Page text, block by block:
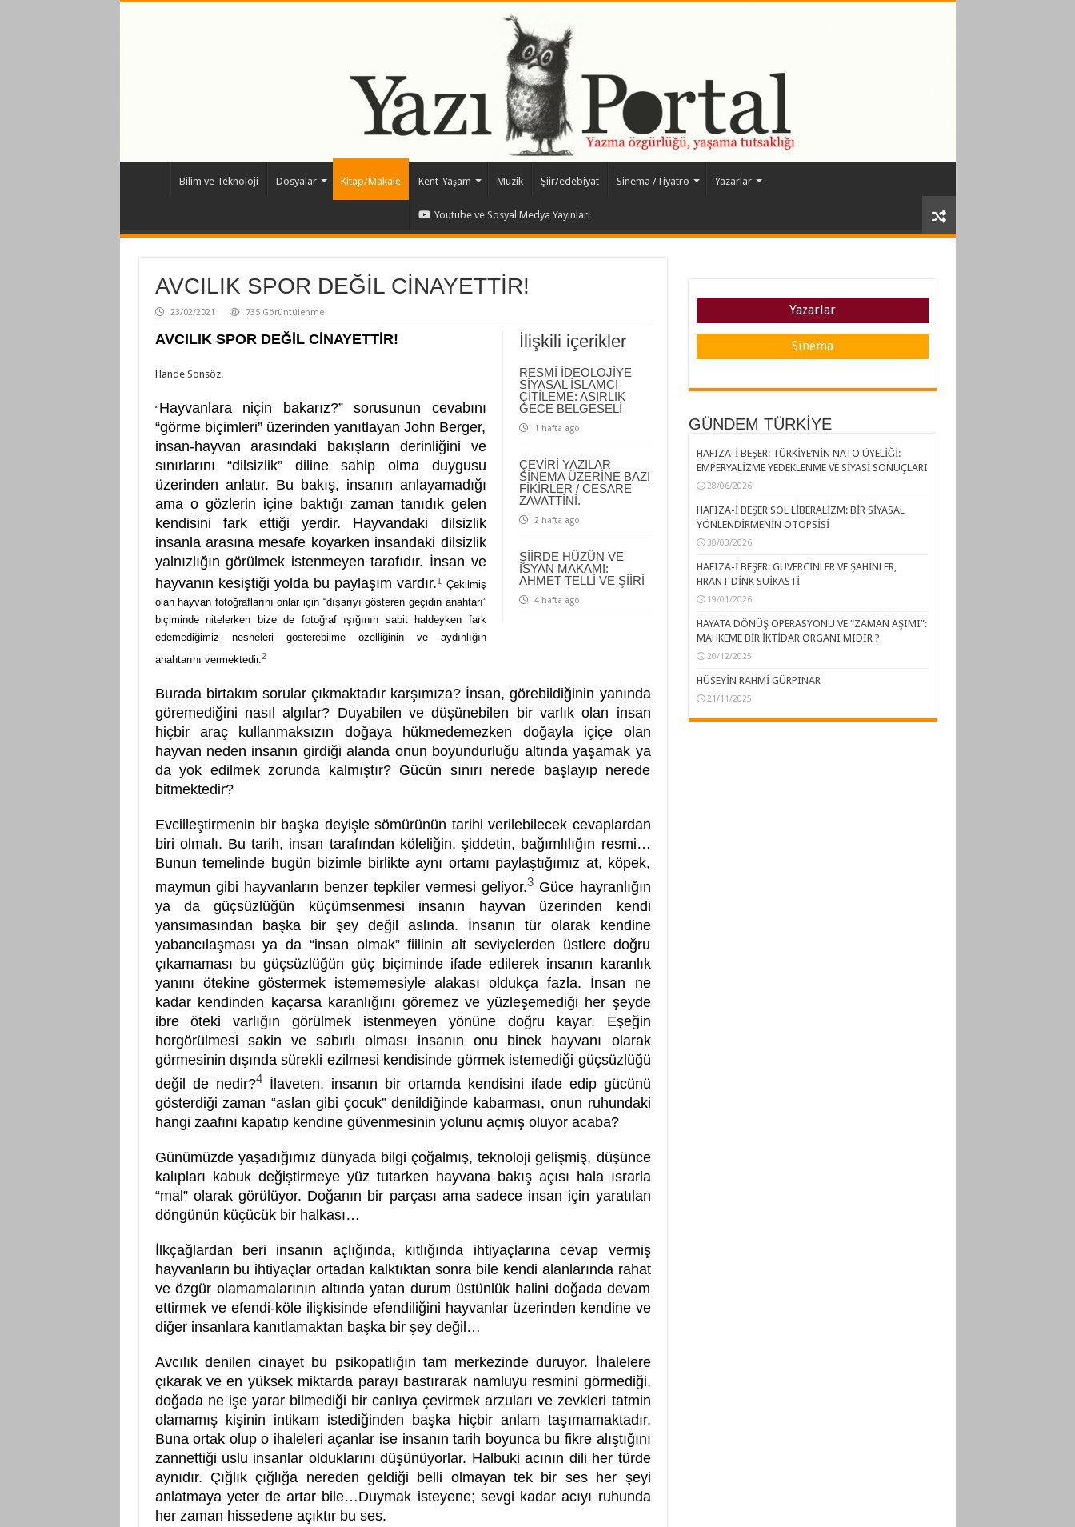
Bilim ve Teknoloji Dosyalar Kitap/Makale Kent-Yaşam Müzik Şiir/edebiyat Sinema /Tiyatro Yazarlar
Youtube ve Sosyal Medya Yayınları
AVCILIK SPOR DEĞİL CİNAYETTİR!
23/02/2021 735 Görüntülenme
İlişkili içerikler
RESMİ İDEOLOJİYE
SİYASAL İSLAMCI
ÇİTİLEME: ASIRLIK
GECE BELGESELİ
1 hafta ago
ÇEVİRİ YAZILAR
SİNEMA ÜZERİNE BAZI
FİKİRLER / CESARE
ZAVATTİNİ.
2 hafta ago
ŞİİRDE HÜZÜN VE
İSYAN MAKAMI:
AHMET TELLİ VE ŞİİRİ
4 hafta ago
AVCILIK SPOR DEĞİL CİNAYETTİR!
Hande Sonsöz.
“Hayvanlara niçin bakarız?” sorusunun cevabını
“görme biçimleri” üzerinden yanıtlayan John Berger,
insan-hayvan arasındaki bakışların derinliğini ve
sınırlarını “dilsizlik” diline sahip olma duygusu
üzerinden anlatır. Bu bakış, insanın anlayamadığı
ama o gözlerin içine baktığı zaman tanıdık gelen
kendisini fark ettiği yerdir. Hayvandaki dilsizlik
insanla arasına mesafe koyarken insandaki dilsizlik
yalnızlığın görülmek istenmeyen tarafıdır. İnsan ve
hayvanın kesiştiği yolda bu paylaşım vardır.1
Çekilmiş
olan hayvan fotoğraflarını onlar için “dışarıyı gösteren geçidin anahtarı”
biçiminde nitelerken bize de fotoğraf ışığının sabit haldeyken fark
edemediğimiz nesneleri gösterebilme özelliğinin ve aydınlığın
anahtarını vermektedir.2
Burada birtakım sorular çıkmaktadır karşımıza? İnsan, görebildiğinin yanında
göremediğini nasıl algılar? Duyabilen ve düşünebilen bir varlık olan insan
hiçbir araç kullanmaksızın doğaya hükmedemezken doğayla içiçe olan
hayvan neden insanın girdiği alanda onun boyundurluğu altında yaşamak ya
da yok edilmek zorunda kalmıştır? Gücün sınırı nerede başlayıp nerede
bitmektedir?
Evcilleştirmenin bir başka deyişle sömürünün tarihi verilebilecek cevaplardan
biri olmalı. Bu tarih, insan tarafından köleliğin, şiddetin, bağımlılığın resmi…
Bunun temelinde bugün bizimle birlikte aynı ortamı paylaştığımız at, köpek,
maymun gibi hayvanların benzer tepkiler vermesi geliyor.3 Güce hayranlığın
ya da güçsüzlüğün küçümsenmesi insanın hayvan üzerinden kendi
yansımasından başka bir şey değil aslında. İnsanın tür olarak kendine
yabancılaşması ya da “insan olmak” fiilinin alt seviyelerden üstlere doğru
çıkamaması bu güçsüzlüğün güç biçiminde ifade edilerek insanın karanlık
yanını ötekine göstermek istememesiyle alakası oldukça fazla. İnsan ne
kadar kendinden kaçarsa karanlığını göremez ve yüzleşemediği her şeyde
ibre öteki varlığın görülmek istenmeyen yönüne doğru kayar. Eşeğin
horgörülmesi sakin ve sabırlı olması insanın onu binek hayvanı olarak
görmesinin dışında sürekli ezilmesi kendisinde görmek istemediği güçsüzlüğü
değil de nedir?4İlaveten, insanın bir ortamda kendisini ifade edip gücünü
gösterdiği zaman “aslan gibi çocuk” denildiğinde kabarması, onun ruhundaki
hangi zaafını kapatıp kendine güvenmesinin yolunu açmış oluyor acaba?
Günümüzde yaşadığımız dünyada bilgi çoğalmış, teknoloji gelişmiş, düşünce
kalıpları kabuk değiştirmeye yüz tutarken hayvana bakış açısı hala ısrarla
“mal” olarak görülüyor. Doğanın bir parçası ama sadece insan için yaratılan
döngünün küçücük bir halkası…
İlkçağlardan beri insanın açlığında, kıtlığında ihtiyaçlarına cevap vermiş
hayvanların bu ihtiyaçlar ortadan kalktıktan sonra bile kendi alanlarında rahat
ve özgür olamamalarının altında yatan durum üstünlük halini doğada devam
ettirmek ve efendi-köle ilişkisinde efendiliğini hayvanlar üzerinden kendine ve
diğer insanlara kanıtlamaktan başka bir şey değil…
Avcılık denilen cinayet bu psikopatlığın tam merkezinde duruyor. İhalelere
çıkarak ve en yüksek miktarda parayı bastırarak namluyu resmini görmediği,
doğada ne işe yarar bilmediği bir canlıya çevirmek arzuları ve zevkleri tatmin
olamamış kişinin intikam istediğinden başka hiçbir anlam taşımamaktadır.
Buna ortak olup o ihaleleri açanlar ise insanın tarih boyunca bu fikre alıştığını
zannettiği uslu insanlar olduklarını düşünüyorlar. Halbuki acının dili her türde
aynıdır. Çığlık çığlığa nereden geldiği belli olmayan tek bir ses her şeyi
anlatmaya yeter de artar bile…Duymak isteyene; sevgi kadar acıyı ruhunda
her zaman hissedene açıktır bu ses.
Yazarlar
Sinema
GÜNDEM TÜRKİYE
HAFIZA-İ BEŞER: TÜRKİYE’NİN NATO ÜYELİĞİ:
EMPERYALİZME YEDEKLENME VE SİYASİ SONUÇLARI
28/06/2026
HAFIZA-İ BEŞER SOL LİBERALİZM: BİR SİYASAL
YÖNLENDİRMENİN OTOPSİSİ
30/03/2026
HAFIZA-İ BEŞER: GÜVERCİNLER VE ŞAHİNLER,
HRANT DİNK SUİKASTİ
19/01/2026
HAYATA DÖNÜŞ OPERASYONU VE “ZAMAN AŞIMI”:
MAHKEME BİR İKTİDAR ORGANI MIDIR ?
20/12/2025
HÜSEYİN RAHMİ GÜRPINAR
21/11/2025